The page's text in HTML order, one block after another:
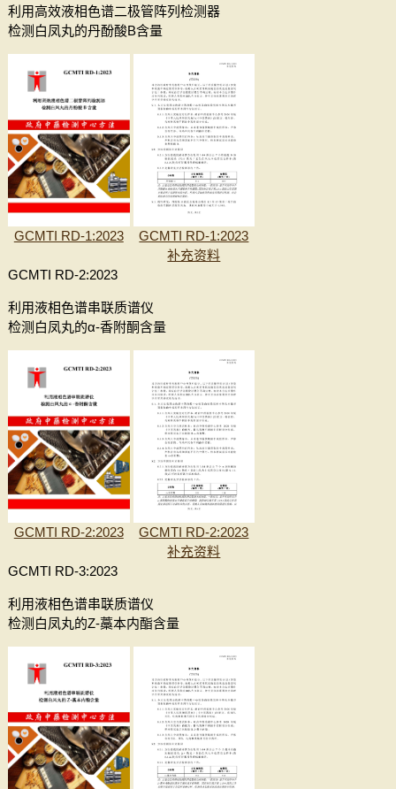
利用高效液相色谱二极管阵列检测器
检测白凤丸的丹酚酸B含量
GCMTI RD-1:2023
GCMTI RD-1:2023
补充资料
GCMTI RD-2:2023
利用液相色谱串联质谱仪
检测白凤丸的α-香附酮含量
GCMTI RD-2:2023
GCMTI RD-2:2023
补充资料
GCMTI RD-3:2023
利用液相色谱串联质谱仪
检测白凤丸的Z-藁本内酯含量